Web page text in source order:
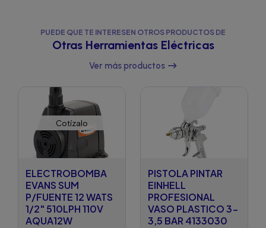
PUEDE QUE TE INTERESEN OTROS PRODUCTOS DE
Otras Herramientas Eléctricas
Ver más productos
Cotízalo
ELECTROBOMBA
EVANS SUM
P/FUENTE 12 WATS
1/2" 510LPH 110V
AQUA12W
PISTOLA PINTAR
EINHELL
PROFESIONAL
VASO PLASTICO 3-
3,5 BAR 4133030